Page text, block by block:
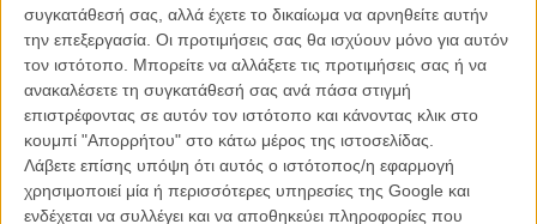
συγκατάθεσή σας, αλλά έχετε το δικαίωμα να αρνηθείτε αυτήν
την επεξεργασία. Οι προτιμήσεις σας θα ισχύουν μόνο για αυτόν
τον ιστότοπο. Μπορείτε να αλλάξετε τις προτιμήσεις σας ή να
ανακαλέσετε τη συγκατάθεσή σας ανά πάσα στιγμή
επιστρέφοντας σε αυτόν τον ιστότοπο και κάνοντας κλικ στο
κουμπί "Απορρήτου" στο κάτω μέρος της ιστοσελίδας.
Λάβετε επίσης υπόψη ότι αυτός ο ιστότοπος/η εφαρμογή
χρησιμοποιεί μία ή περισσότερες υπηρεσίες της Google και
ενδέχεται να συλλέγει και να αποθηκεύει πληροφορίες που
ΣΕΝΑ, AYRTON SENNA, SENNA